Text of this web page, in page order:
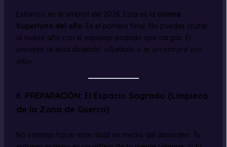
Estamos en el umbral del 2026. Esta es la última
Superluna del año. Es el portero final. No puedes cruzar
al nuevo año con el equipaje podrido que cargas. El
universo te está diciendo: «Suéltalo o te arrastraré con
ello».
II. PREPARACIÓN: El Espacio Sagrado (Limpieza
de la Zona de Guerra)
No intentes hacer este ritual en medio del desorden. Tu